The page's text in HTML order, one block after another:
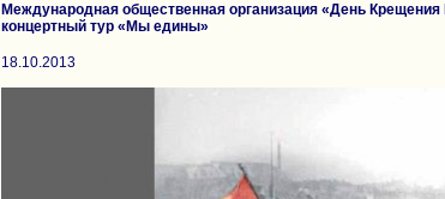
Международная общественная организация «День Крещения
концертный тур «Мы едины»
18.10.2013